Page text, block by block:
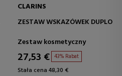
CLARINS
ZESTAW WSKAZÓWEK DUPLO
Zestaw kosmetyczny
27,53 € 43% Rabat
Stała cena 48,30 €